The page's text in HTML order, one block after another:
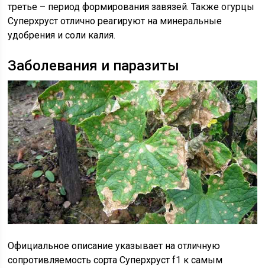
третье – период формирования завязей. Также огурцы
Суперхруст отлично реагируют на минеральные
удобрения и соли калия.
Заболевания и паразиты
Официальное описание указывает на отличную
сопротивляемость сорта Суперхруст f1 к самым